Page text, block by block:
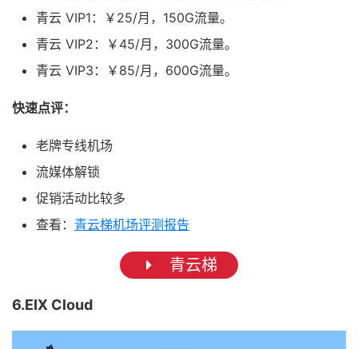
青云 VIP1：￥25/月，150G流量。
青云 VIP2：￥45/月，300G流量。
青云 VIP3：￥85/月，600G流量。
快速点评：
老牌专线机场
流媒体解锁
促销活动比较多
查看： 青云梯机场评测报告
青云梯
6.EIX Cloud